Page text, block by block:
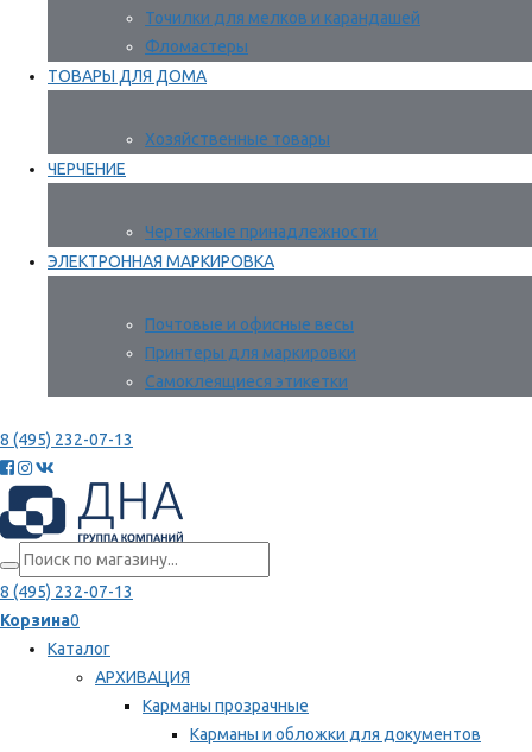
Точилки для мелков и карандашей
Фломастеры
ТОВАРЫ ДЛЯ ДОМА
Хозяйственные товары
ЧЕРЧЕНИЕ
Чертежные принадлежности
ЭЛЕКТРОННАЯ МАРКИРОВКА
Почтовые и офисные весы
Принтеры для маркировки
Самоклеящиеся этикетки
8 (495) 232-07-13
8 (495) 232-07-13
Корзина0
Каталог
АРХИВАЦИЯ
Карманы прозрачные
Карманы и обложки для документов